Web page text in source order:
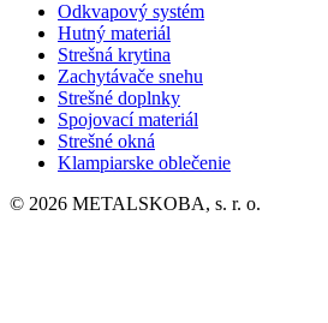
Odkvapový systém
Hutný materiál
Strešná krytina
Zachytávače snehu
Strešné doplnky
Spojovací materiál
Strešné okná
Klampiarske oblečenie
© 2026 METALSKOBA, s. r. o.